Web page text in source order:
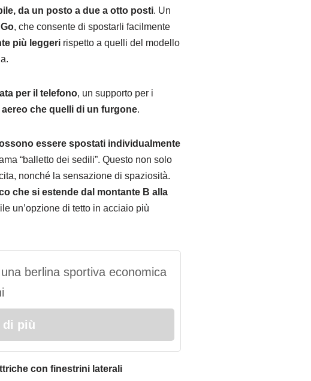
da un posto a due a otto posti. Un
, che consente di spostarli facilmente
più leggeririspetto a quelli del modello
per il telefono, un supporto per i
che quelli di un furgone.
essere spostati individualmente
“balletto dei sedili”. Questo non solo
nonché la sensazione di spaziosità.
che si estende dal montante B alla
un’opzione di tetto in acciaio più
berlina sportiva economica
di più
con finestrini laterali